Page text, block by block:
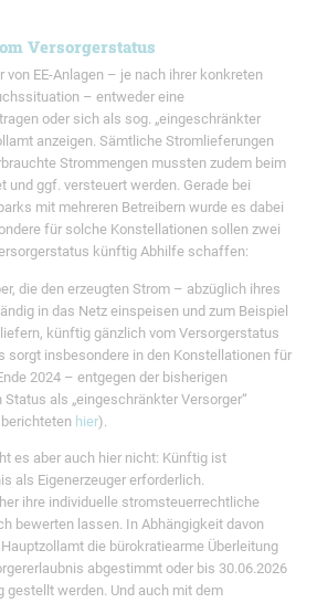
Versorgerstatus
von EE-Anlagen – je nach ihrer konkreten
– entweder eine
oder sich als sog. „eingeschränkter
anzeigen. Sämtliche Stromlieferungen
Strommengen mussten zudem beim
und ggf. versteuert werden. Gerade bei
mit mehreren Betreibern wurde es dabei
für solche Konstellationen sollen zwei
künftig Abhilfe schaffen:
die den erzeugten Strom – abzüglich ihres
in das Netz einspeisen und zum Beispiel
künftig gänzlich vom Versorgerstatus
sorgt insbesondere in den Konstellationen für
2024 – entgegen der bisherigen
als „eingeschränkter Versorger“
hier).
es aber auch hier nicht: Künftig ist
als Eigenerzeuger erforderlich.
ihre individuelle stromsteuerrechtliche
bewerten lassen. In Abhängigkeit davon
die bürokratiearme Überleitung
abgestimmt oder bis 30.06.2026
gestellt werden. Und auch mit dem